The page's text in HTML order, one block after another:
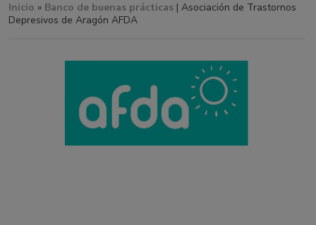
Inicio » Banco de buenas prácticas | Asociación de Trastornos
Depresivos de Aragón AFDA